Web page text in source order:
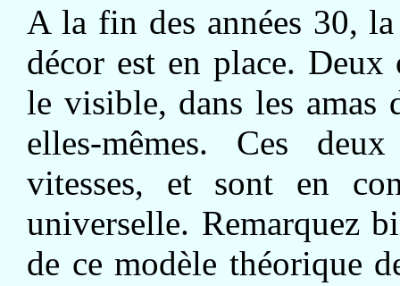
A la fin des années 30,
décor est en place. Deux
le visible, dans les amas
elles-mêmes. Ces
vitesses, et sont en
universelle. Remarquez
de ce modèle théorique